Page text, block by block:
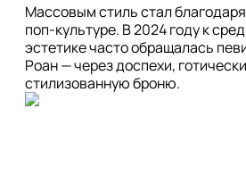
Массовым стиль стал
поп-культуре. В 2024 году к
эстетике часто обращалась
Роан — через доспехи,
стилизованную броню.